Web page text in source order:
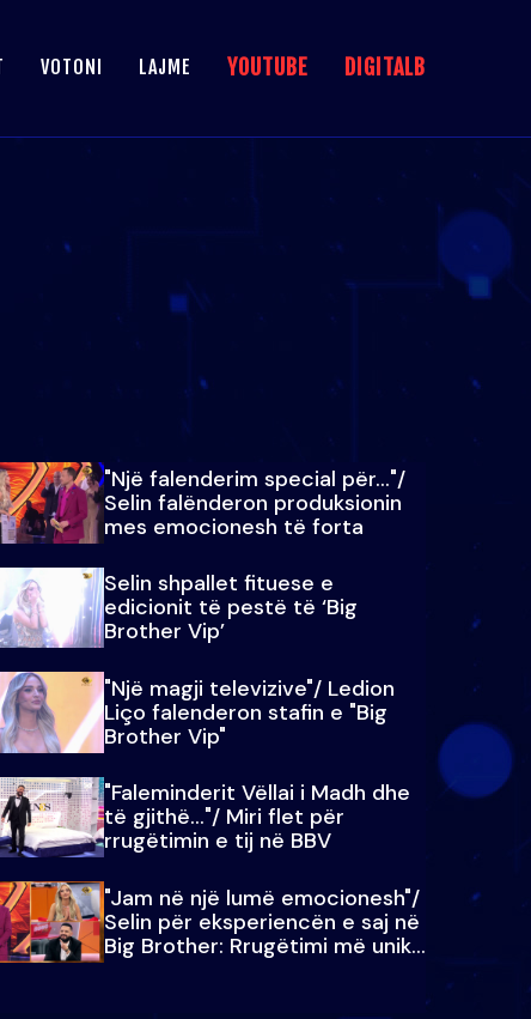
VOTONI LAJME YOUTUBE DIGITALB
"Një falenderim special për…"/
Selin falënderon produksionin
mes emocionesh të forta
Selin shpallet fituese e
edicionit të pestë të ‘Big
Brother Vip’
"Një magji televizive"/ Ledion
Liço falenderon stafin e "Big
Brother Vip"
"Faleminderit Vëllai i Madh dhe
të gjithë…"/ Miri flet për
rrugëtimin e tij në BBV
"Jam në një lumë emocionesh"/
Selin për eksperiencën e saj në
Big Brother: Rrugëtimi më unik…